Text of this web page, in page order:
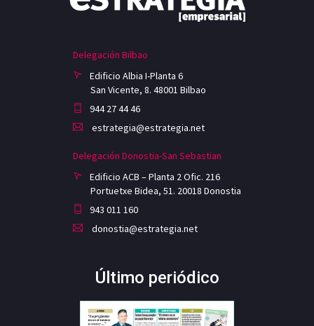
Delegación Bilbao
Edificio Albia I-Planta 6
San Vicente, 8. 48001 Bilbao
944 27 44 46
estrategia@estrategia.net
Delegación Donostia-San Sebastian
Edificio ACB – Planta 2 Ofic. 216
Portuetxe Bidea, 51. 20018 Donostia
943 011 160
donostia@estrategia.net
Último periódico